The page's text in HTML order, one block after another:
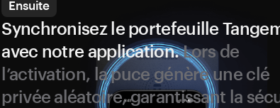
Ensuite
Synchronisez le portefeuille
avec notre application.Lors de
l’activation, la puce génère une clé
privée aléatoire, garantissant la